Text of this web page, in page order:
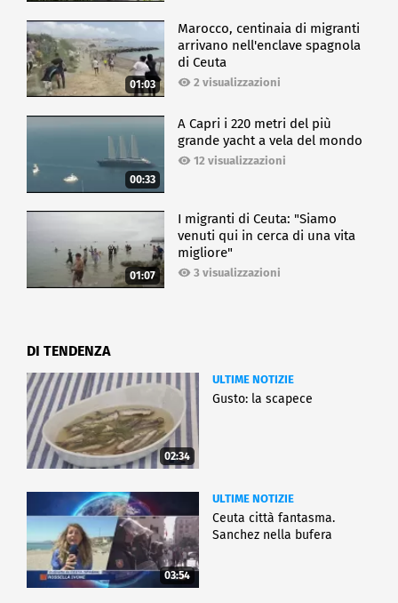
01:03
Marocco, centinaia di migranti
arrivano nell'enclave spagnola
di Ceuta
2 visualizzazioni
00:33
A Capri i 220 metri del più
grande yacht a vela del mondo
12 visualizzazioni
01:07
I migranti di Ceuta: "Siamo
venuti qui in cerca di una vita
migliore"
3 visualizzazioni
DI TENDENZA
02:34
ULTIME NOTIZIE
Gusto: la scapece
03:54
ULTIME NOTIZIE
Ceuta città fantasma.
Sanchez nella bufera